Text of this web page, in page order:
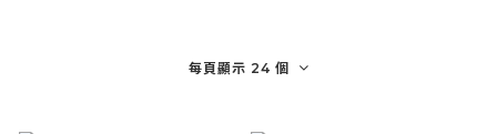
每頁顯示 24 個